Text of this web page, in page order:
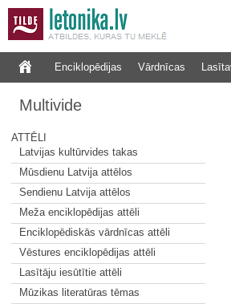
Enciklopēdijas Vārdnīcas
Multivide
ATTĒLI
Latvijas kultūrvides takas
Mūsdienu Latvija attēlos
Sendienu Latvija attēlos
Meža enciklopēdijas attēli
Enciklopēdiskās vārdnīcas attēli
Vēstures enciklopēdijas attēli
Lasītāju iesūtītie attēli
Mūzikas literatūras tēmas